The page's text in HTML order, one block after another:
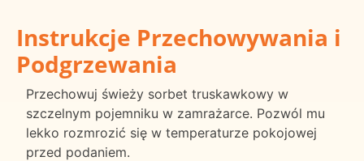
Instrukcje Przechowywania i
Podgrzewania
Przechowuj świeży sorbet truskawkowy w
szczelnym pojemniku w zamrażarce. Pozwól mu
lekko rozmrozić się w temperaturze pokojowej
przed podaniem.